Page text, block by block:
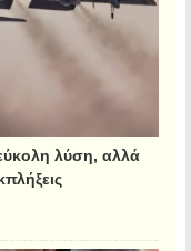
λύση, αλλά